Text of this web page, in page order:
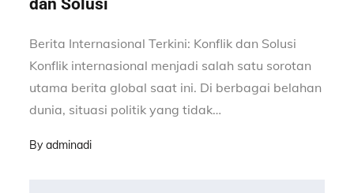
dan Solusi
Berita Internasional Terkini: Konflik dan Solusi
Konflik internasional menjadi salah satu sorotan
utama berita global saat ini. Di berbagai belahan
dunia, situasi politik yang tidak…
Byadminadi